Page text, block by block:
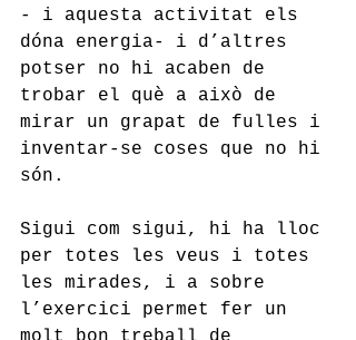
- i aquesta activitat els
dóna energia- i d’altres
potser no hi acaben de
trobar el què a això de
mirar un grapat de fulles i
inventar-se coses que no hi
són.
Sigui com sigui, hi ha lloc
per totes les veus i totes
les mirades, i a sobre
l’exercici permet fer un